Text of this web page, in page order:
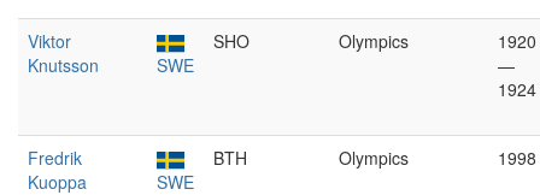
Viktor
Knutsson
SWE
SHO Olympics
1920
—
1924
Fredrik
Kuoppa
SWE
BTH Olympics 1998